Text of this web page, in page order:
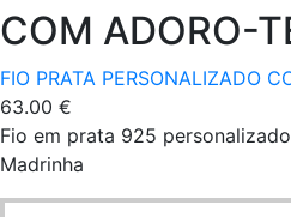
COM ADORO-
FIO PRATA PERSONALIZADO
63.00 €
Fio em prata 925
Madrinha